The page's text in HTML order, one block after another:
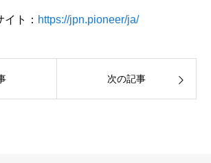
ト： https://jpn.pioneer/ja/
次の記事